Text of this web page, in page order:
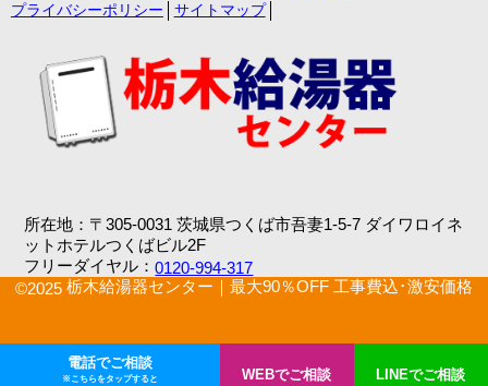
プライバシーポリシー
サイトマップ
所在地：〒305-0031 茨城県つくば市吾妻1-5-7 ダイワロイネ
ットホテルつくばビル2F
フリーダイヤル：0120-994-317
©2025 栃木給湯器センター｜最大90％OFF 工事費込･激安価格
電話でご相談
※こちらをタップすると WEBでご相談 LINEでご相談